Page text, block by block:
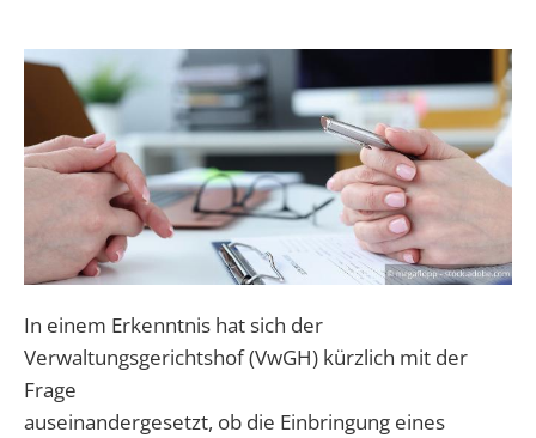
In einem Erkenntnis hat sich der
Verwaltungsgerichtshof (VwGH) kürzlich mit der
Frage
auseinandergesetzt, ob die Einbringung eines